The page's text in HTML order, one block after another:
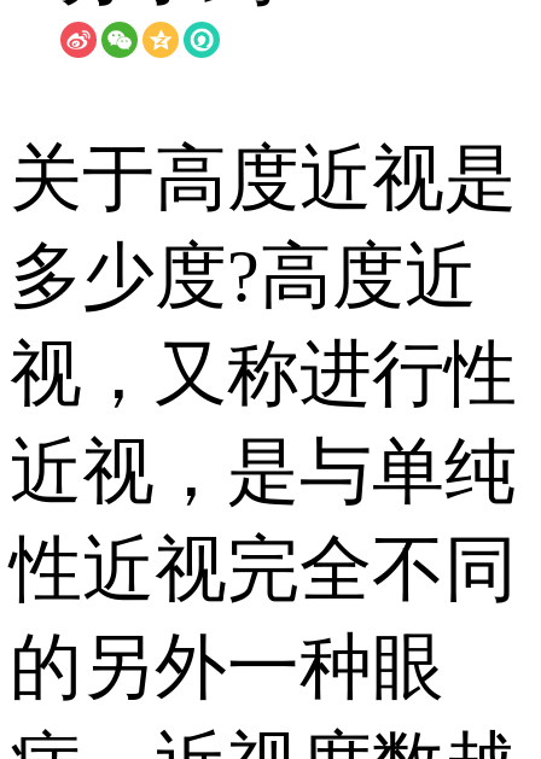
关于高度近视是
多少度?高度近
视，又称进行性
近视，是与单纯
性近视完全不同
的另外一种眼